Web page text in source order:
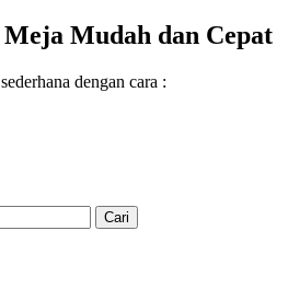
Meja Mudah dan Cepat
dengan cara :